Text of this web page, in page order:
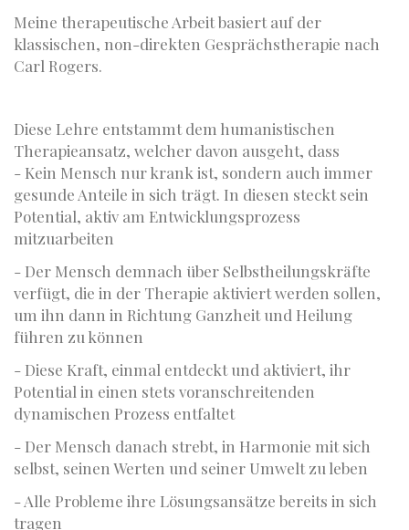
Meine therapeutische Arbeit basiert auf der
klassischen, non-direkten Gesprächstherapie nach
Carl Rogers.
Diese Lehre entstammt dem humanistischen
Therapieansatz, welcher davon ausgeht, dass
- Kein Mensch nur krank ist, sondern auch immer
gesunde Anteile in sich trägt. In diesen steckt sein
Potential, aktiv am Entwicklungsprozess
mitzuarbeiten
- Der Mensch demnach über Selbstheilungskräfte
verfügt, die in der Therapie aktiviert werden sollen,
um ihn dann in Richtung Ganzheit und Heilung
führen zu können
- Diese Kraft, einmal entdeckt und aktiviert, ihr
Potential in einen stets voranschreitenden
dynamischen Prozess entfaltet
- Der Mensch danach strebt, in Harmonie mit sich
selbst, seinen Werten und seiner Umwelt zu leben
- Alle Probleme ihre Lösungsansätze bereits in sich
tragen